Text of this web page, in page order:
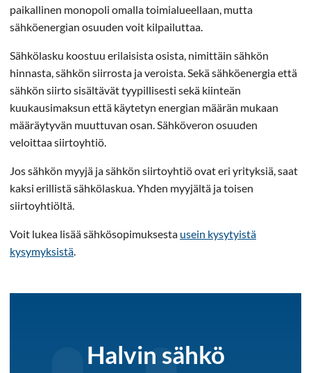
paikallinen monopoli omalla toimialueellaan, mutta
sähköenergian osuuden voit kilpailuttaa.
Sähkölasku koostuu erilaisista osista, nimittäin sähkön
hinnasta, sähkön siirrosta ja veroista. Sekä sähköenergia että
sähkön siirto sisältävät tyypillisesti sekä kiinteän
kuukausimaksun että käytetyn energian määrän mukaan
määräytyvän muuttuvan osan. Sähköveron osuuden
veloittaa siirtoyhtiö.
Jos sähkön myyjä ja sähkön siirtoyhtiö ovat eri yrityksiä, saat
kaksi erillistä sähkölaskua. Yhden myyjältä ja toisen
siirtoyhtiöltä.
Voit lukea lisää sähkösopimuksesta usein kysytyistä
kysymyksistä.
Halvin sähkö